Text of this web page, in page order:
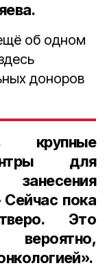
об одном
доноров
круп­ные
для
Сейчас пока
. Это
вероятно,